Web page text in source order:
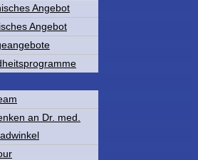
Angebot
Angebot
an Dr. med.